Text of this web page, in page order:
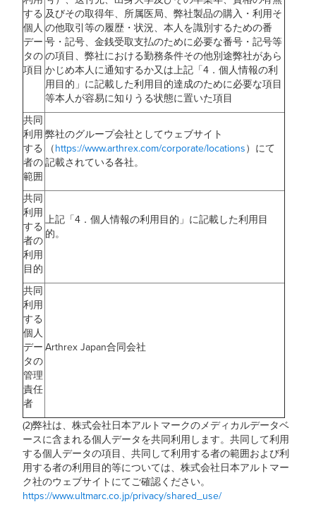
する
個人
デー
タの
項目
及びその取得年、所属医局、弊社製品の購入・利用そ
の他取引等の履歴・状況、本人を識別するための番
号・記号、金銭受取支払のために必要な番号・記号等
の項目、弊社における勤務条件その他別途弊社があら
かじめ本人に通知するか又は上記「4．個人情報の利
用目的」に記載した利用目的達成のために必要な項目
等本人が容易に知りうる状態に置いた項目
共同
利用
する
者の
範囲
弊社のグループ会社としてウェブサイト
（https://www.arthrex.com/corporate/locations）にて
記載されている各社。
共同
利用
する
者の
利用
目的
上記「4．個人情報の利用目的」に記載した利用目
的。
共同
利用
する
個人
デー
タの
管理
責任
者
Arthrex Japan合同会社
(2)弊社は、株式会社日本アルトマークのメディカルデータベ
ースに含まれる個人データを共同利用します。共同して利用
する個人データの項目、共同して利用する者の範囲および利
用する者の利用目的等については、株式会社日本アルトマー
ク社のウェブサイトにてご確認ください。
https://www.ultmarc.co.jp/privacy/shared_use/